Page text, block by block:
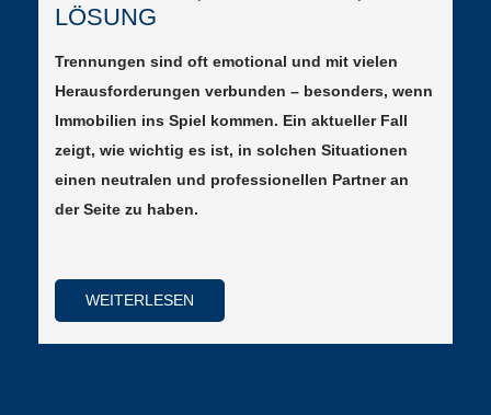
LÖSUNG
Trennungen sind oft emotional und mit vielen
Herausforderungen verbunden – besonders, wenn
Immobilien ins Spiel kommen. Ein aktueller Fall
zeigt, wie wichtig es ist, in solchen Situationen
einen neutralen und professionellen Partner an
der Seite zu haben.
WEITERLESEN